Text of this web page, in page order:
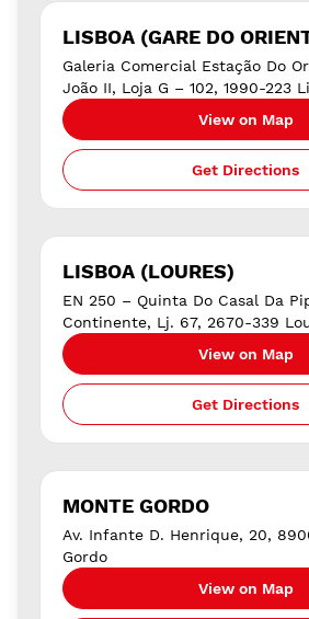
LISBOA (GARE DO
Galeria Comercial Estação Do
João II, Loja G – 102, 1990-223
View on Map
Get Directions
LISBOA (LOURES)
EN 250 – Quinta Do Casal Da
Continente, Lj. 67, 2670-339
View on Map
Get Directions
MONTE GORDO
Av. Infante D. Henrique, 20,
Gordo
View on Map